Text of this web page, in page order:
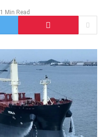
1 Min Read